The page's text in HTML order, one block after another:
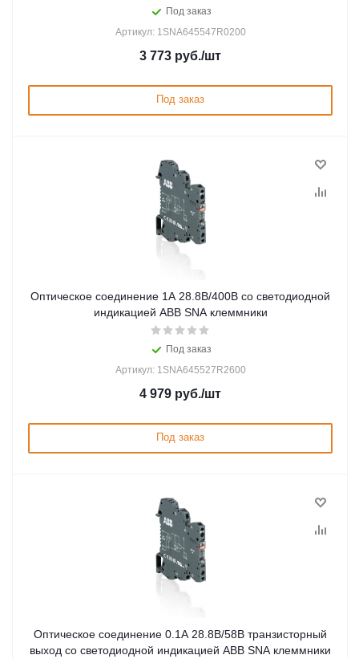
Под заказ
Артикул: 1SNA645547R0200
3 773 руб./шт
Под заказ
Оптическое соединение 1А 28.8В/400В со светодиодной
индикацией ABB SNA клеммники
Под заказ
Артикул: 1SNA645527R2600
4 979 руб./шт
Под заказ
Оптическое соединение 0.1А 28.8В/58В транзисторный
выход со светодиодной индикацией ABB SNA клеммники